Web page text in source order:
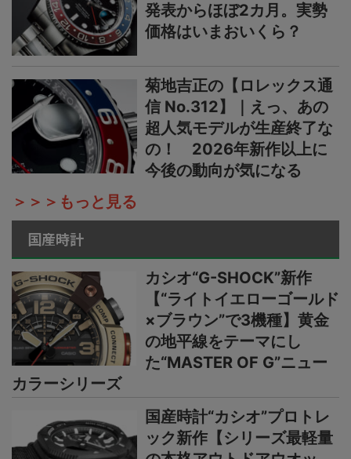
発表からほぼ2カ月。実勢
価格はいまおいくら？
菊地吉正の【ロレックス通
信 No.312】｜えっ、あの
超人気モデルが生産終了な
の！ 2026年新作以上に
今後の動向が気になる
＞＞＞もっと見る
国産時計
カシオ“G-SHOCK”新作
【“ライトイエローゴールド
×ブラウン”で3機種】黄金
の地平線をテーマにし
た“MASTER OF G”ニュー
カラーシリーズ
国産時計“カシオ”プロトレ
ック新作【シリーズ最軽量